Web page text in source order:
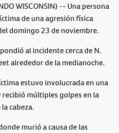
WISCONSIN) -- Una persona
de una agresión física
domingo 23 de noviembre.
al incidente cerca de N.
alrededor de la medianoche.
estuvo involucrada en una
recibió múltiples golpes en la
cabeza.
murió a causa de las